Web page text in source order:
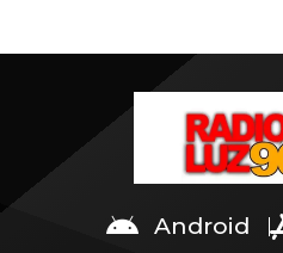
desmontes. Y la
Android